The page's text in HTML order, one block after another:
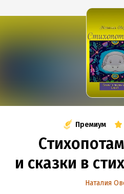
Премиум
и сказки в
Наталия